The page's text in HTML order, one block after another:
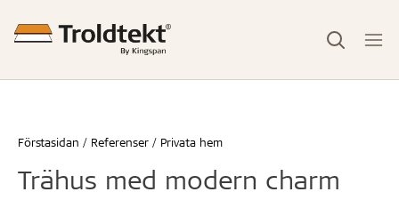
Förstasidan Referenser Privata hem
Trähus med modern charm